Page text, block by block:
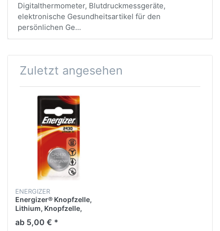
Digitalthermometer, Blutdruckmessgeräte,
elektronische Gesundheitsartikel für den
persönlichen Ge...
Zuletzt angesehen
ENERGIZER
Energizer® Knopfzelle,
Lithium, Knopfzelle,
CR2430, 3 V, 290 mAh (2
Stück)
ab 5,00 € *